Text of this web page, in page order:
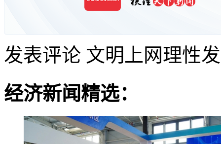
发表评论 文明上网理性
经济新闻精选：